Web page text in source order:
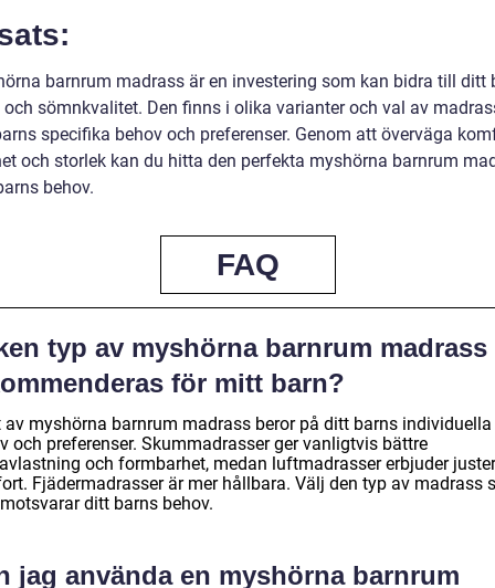
barnrum madrass är en investering som kan bidra till ditt
sömnkvalitet. Den finns i olika varianter och val av
specifika behov och preferenser. Genom att överväga
och storlek kan du hitta den perfekta myshörna barnrum
behov.
FAQ
typ av myshörna barnrum madrass
för mitt barn?
av myshörna barnrum madrass beror på ditt barns individuella
och preferenser. Skummadrasser ger vanligtvis bättre
och formbarhet, medan luftmadrasser erbjuder
Fjädermadrasser är mer hållbara. Välj den typ av madrass
ditt barns behov.
jag använda en myshörna barnrum